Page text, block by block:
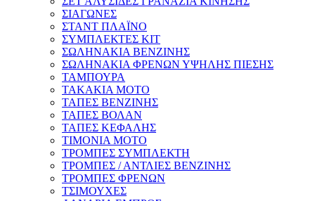
ΣΙΑΓΩΝΕΣ
ΣΤΑΝΤ ΠΛΑΪΝΟ
ΣΥΜΠΛΕΚΤΕΣ ΚΙΤ
ΣΩΛΗΝΑΚΙΑ ΒΕΝΖΙΝΗΣ
ΣΩΛΗΝΑΚΙΑ ΦΡΕΝΩΝ ΥΨΗΛΗΣ ΠΙΕΣΗΣ
ΤΑΜΠΟΥΡΑ
ΤΑΚΑΚΙΑ ΜΟΤΟ
ΤΑΠΕΣ ΒΕΝΖΙΝΗΣ
ΤΑΠΕΣ ΒΟΛΑΝ
ΤΑΠΕΣ ΚΕΦΑΛΗΣ
ΤΙΜΟΝΙΑ ΜΟΤΟ
ΤΡΟΜΠΕΣ ΣΥΜΠΛΕΚΤΗ
ΤΡΟΜΠΕΣ / ΑΝΤΛΙΕΣ ΒΕΝΖΙΝΗΣ
ΤΡΟΜΠΕΣ ΦΡΕΝΩΝ
ΤΣΙΜΟΥΧΕΣ